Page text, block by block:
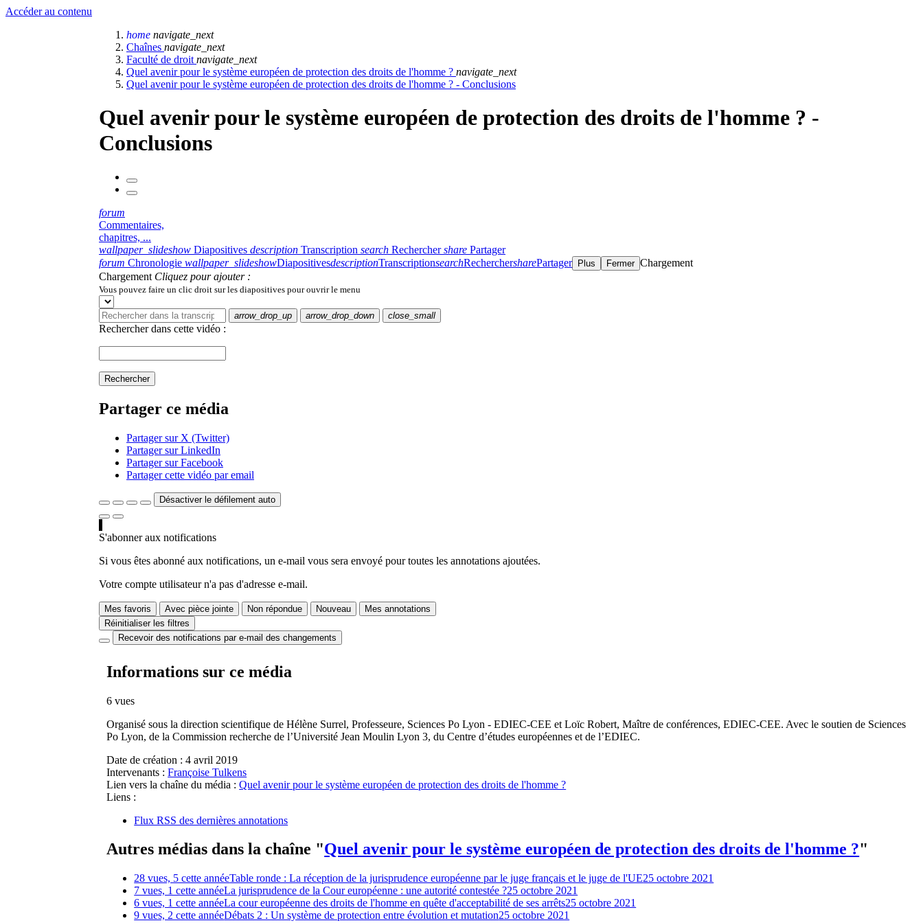
Accéder au contenu
home navigate_next
Chaînes navigate_next
Faculté de droit navigate_next
Quel avenir pour le système européen de protection des droits de l'homme ? navigate_next
Quel avenir pour le système européen de protection des droits de l'homme ? - Conclusions
Quel avenir pour le système européen de protection des droits de l'homme ? -
Conclusions
forum
Commentaires,
chapitres, ...
wallpaper_slideshow Diapositives description Transcription search Rechercher share Partager
forum Chronologie wallpaper_slideshowDiapositivesdescriptionTranscriptionsearchRecherchersharePartager Plus Fermer Chargement
Chargement Cliquez pour ajouter :
Vous pouvez faire un clic droit sur les diapositives pour ouvrir le menu
arrow_drop_up arrow_drop_down close_small
Rechercher dans cette vidéo :
Rechercher
Partager ce média
Partager sur X (Twitter)
Partager sur LinkedIn
Partager sur Facebook
Partager cette vidéo par email
Désactiver le défilement auto
S'abonner aux notifications
Si vous êtes abonné aux notifications, un e-mail vous sera envoyé pour toutes les annotations ajoutées.
Votre compte utilisateur n'a pas d'adresse e-mail.
Mes favoris Avec pièce jointe Non répondue Nouveau
Mes annotations
Réinitialiser les filtres
Recevoir des notifications par e-mail des changements
Informations sur ce média
6 vues
Organisé sous la direction scientifique de Hélène Surrel, Professeure, Sciences Po Lyon - EDIEC-CEE et Loïc Robert, Maître de conférences, EDIEC-CEE. Avec le soutien de Sciences
Po Lyon, de la Commission recherche de l’Université Jean Moulin Lyon 3, du Centre d’études européennes et de l’EDIEC.
Date de création : 4 avril 2019
Intervenants : Françoise Tulkens
Lien vers la chaîne du média : Quel avenir pour le système européen de protection des droits de l'homme ?
Liens :
Flux RSS des dernières annotations
Autres médias dans la chaîne "Quel avenir pour le système européen de protection des droits de l'homme ?"
28 vues, 5 cette annéeTable ronde : La réception de la jurisprudence européenne par le juge français et le juge de l'UE25 octobre 2021
7 vues, 1 cette annéeLa jurisprudence de la Cour européenne : une autorité contestée ?25 octobre 2021
6 vues, 1 cette annéeLa cour européenne des droits de l'homme en quête d'acceptabilité de ses arrêts25 octobre 2021
9 vues, 2 cette annéeDébats 2 : Un système de protection entre évolution et mutation25 octobre 2021